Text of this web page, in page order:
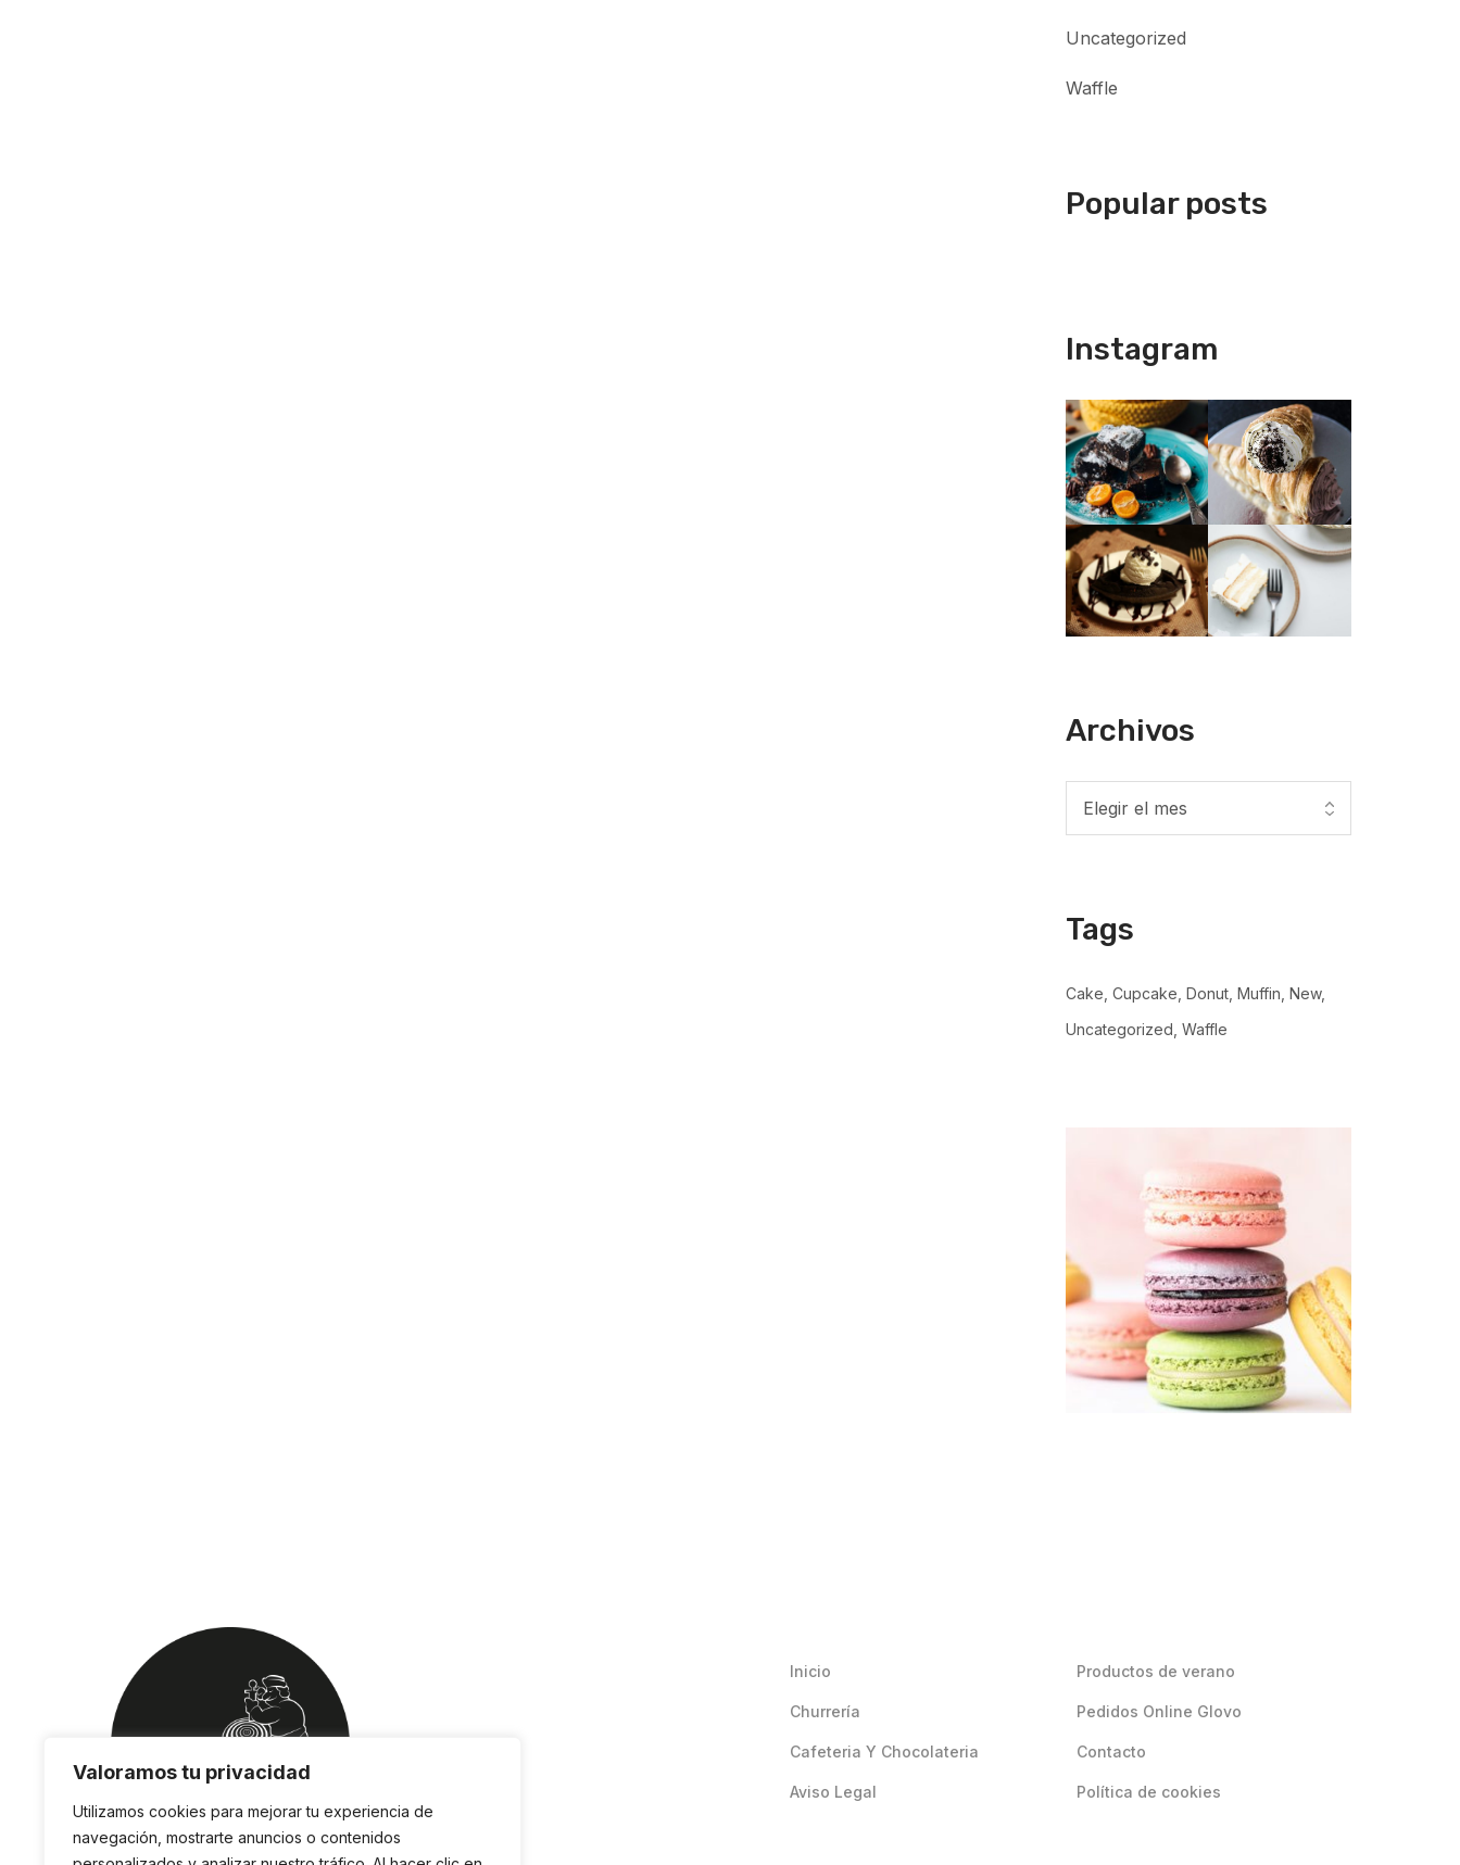
Valoramos tu privacidad
Utilizamos cookies para mejorar tu experiencia de
navegación, mostrarte anuncios o contenidos
Uncategorized
Waffle
Popular posts
Instagram
Archivos
Tags
Cake Cupcake Donut Muffin New
Uncategorized Waffle
Inicio
Churrería
Cafeteria Y Chocolateria
Aviso Legal
Productos de verano
Pedidos Online Glovo
Contacto
Política de cookies